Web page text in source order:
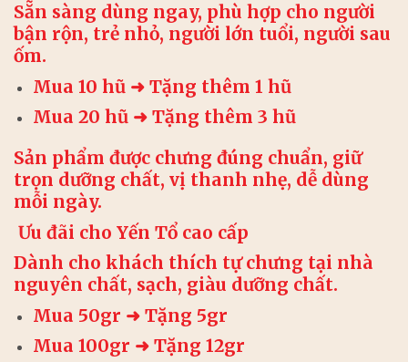
Sẵn sàng dùng ngay, phù hợp cho người
bận rộn, trẻ nhỏ, người lớn tuổi, người sau
ốm.
Mua 10 hũ ➜ Tặng thêm 1 hũ
Mua 20 hũ ➜ Tặng thêm 3 hũ
Sản phẩm được chưng đúng chuẩn, giữ
trọn dưỡng chất, vị thanh nhẹ, dễ dùng
mỗi ngày.
️ Ưu đãi cho Yến Tổ cao cấp
Dành cho khách thích tự chưng tại nhà
nguyên chất, sạch, giàu dưỡng chất.
Mua 50gr ➜ Tặng 5gr
Mua 100gr ➜ Tặng 12gr